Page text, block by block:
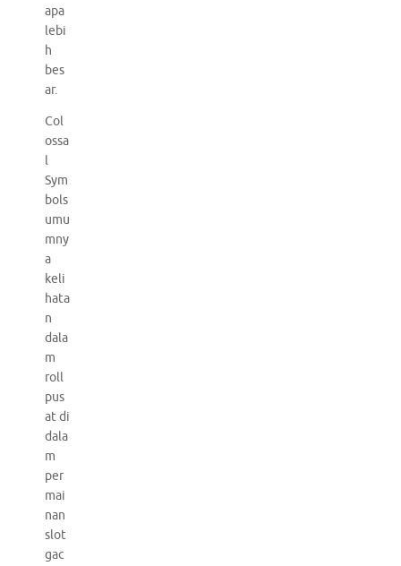
apa
lebi
h
bes
ar.
Col
ossa
l
Sym
bols
umu
mny
a
keli
hata
n
dala
m
roll
pus
at di
dala
m
per
mai
nan
slot
gac